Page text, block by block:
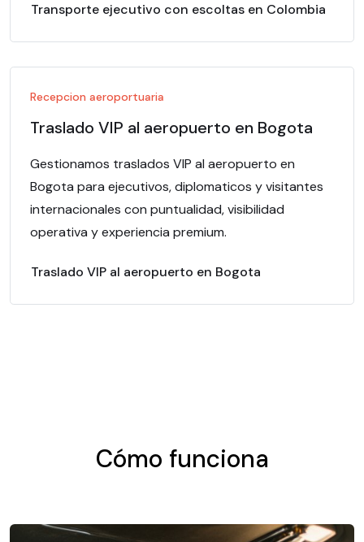
Transporte ejecutivo con escoltas en Colombia
Recepcion aeroportuaria
Traslado VIP al aeropuerto en Bogota
Gestionamos traslados VIP al aeropuerto en
Bogota para ejecutivos, diplomaticos y visitantes
internacionales con puntualidad, visibilidad
operativa y experiencia premium.
Traslado VIP al aeropuerto en Bogota
Cómo funciona